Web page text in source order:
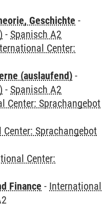
Geschichte -
- Spanisch A2
Center:
(auslaufend) -
- Spanisch A2
Center: Sprachangebot
Sprachangebot
Center:
Finance - International